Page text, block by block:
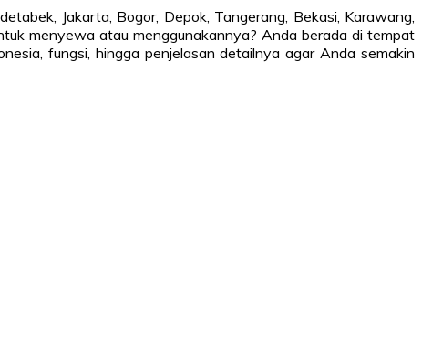
Jakarta, Bogor, Depok, Tangerang, Bekasi, Karawang,
menyewa atau menggunakannya? Anda berada di tempat
fungsi, hingga penjelasan detailnya agar Anda semakin